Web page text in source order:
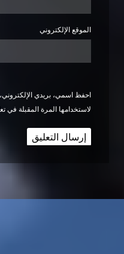
الموقع الإلكتروني
احفظ اسمي، بريدي
لاستخدامها المرة المقبلة في